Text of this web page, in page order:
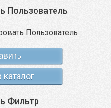
Пользователь
Фильтр